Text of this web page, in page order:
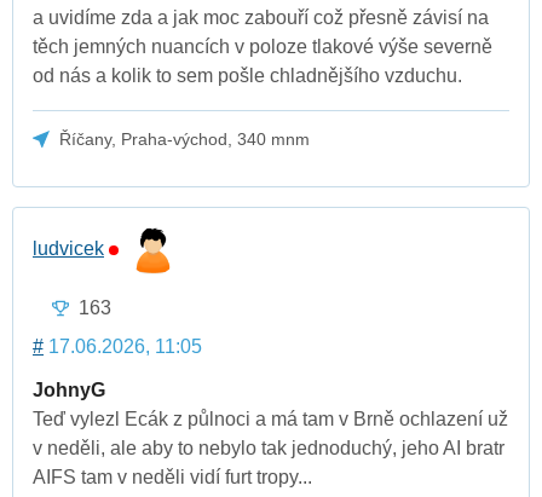
a uvidíme zda a jak moc zabouří což přesně závisí na
těch jemných nuancích v poloze tlakové výše severně
od nás a kolik to sem pošle chladnějšího vzduchu.
Říčany, Praha-východ, 340 mnm
ludvicek
163
# 17.06.2026, 11:05
JohnyG
Teď vylezl Ecák z půlnoci a má tam v Brně ochlazení už
v neděli, ale aby to nebylo tak jednoduchý, jeho AI bratr
AIFS tam v neděli vidí furt tropy...